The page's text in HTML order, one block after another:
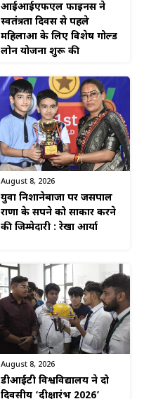
आईआईएफएल फाइनेंस ने
स्वतंत्रता दिवस से पहले
महिलाओं के लिए विशेष गोल्ड
लोन योजना शुरू की
August 8, 2026
युवा निशानेबाजों पर जसपाल
राणा के सपने को साकार करने
की जिम्मेदारी : रेखा आर्या
August 8, 2026
डीआईटी विश्वविद्यालय ने दो
दिवसीय ‘दीक्षारंभ 2026’